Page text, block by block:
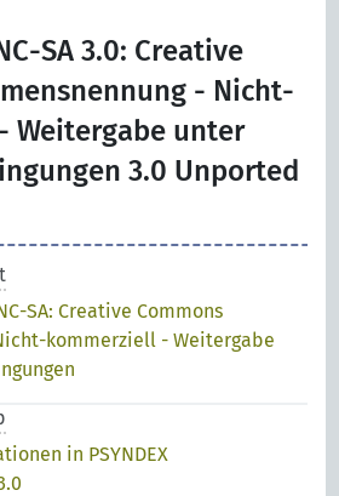
SA 3.0: Creative
- Nicht-
Weitergabe unter
3.0 Unported
SA: Creative Commons
kommerziell - Weitergabe
in PSYNDEX